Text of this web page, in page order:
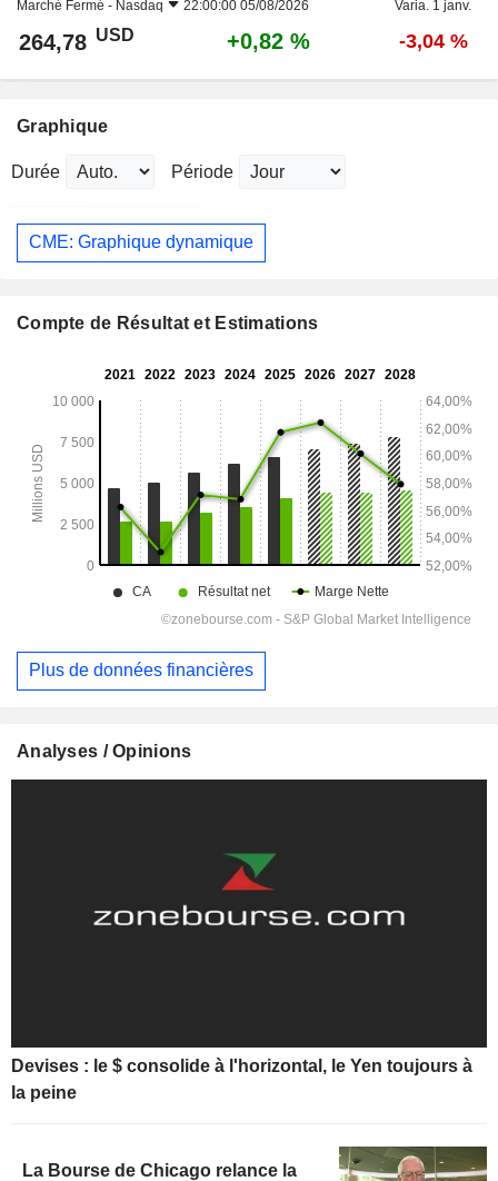
Marché Fermé - Nasdaq 22:00:00 05/08/2026 Varia. 1 janv.
264,78 USD +0,82 % -3,04 %
Graphique
Durée Période
CME: Graphique dynamique
Compte de Résultat et Estimations
Plus de données financières
Analyses / Opinions
Devises : le $ consolide à l'horizontal, le Yen toujours à
la peine
La Bourse de Chicago relance la